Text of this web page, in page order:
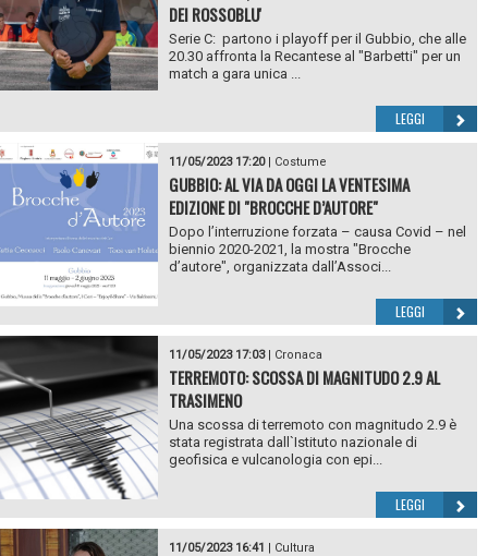
DEI ROSSOBLU'
Serie C: partono i playoff per il Gubbio, che alle
20.30 affronta la Recantese al "Barbetti" per un
match a gara unica ...
LEGGI
11/05/2023 17:20| Costume
GUBBIO: AL VIA DA OGGI LA VENTESIMA
EDIZIONE DI "BROCCHE D’AUTORE"
Dopo l’interruzione forzata – causa Covid – nel
biennio 2020-2021, la mostra "Brocche
d’autore", organizzata dall’Associ...
LEGGI
11/05/2023 17:03| Cronaca
TERREMOTO: SCOSSA DI MAGNITUDO 2.9 AL
TRASIMENO
Una scossa di terremoto con magnitudo 2.9 è
stata registrata dall`Istituto nazionale di
geofisica e vulcanologia con epi...
LEGGI
11/05/2023 16:41 | Cultura